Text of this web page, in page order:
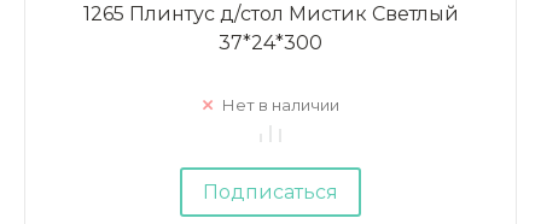
1265 Плинтус д/стол Мистик Светлый
37*24*300
Нет в наличии
Подписаться